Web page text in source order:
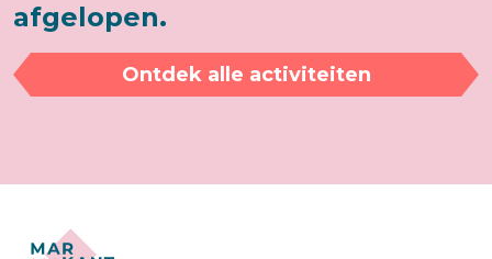
afgelopen.
Ontdek alle activiteiten